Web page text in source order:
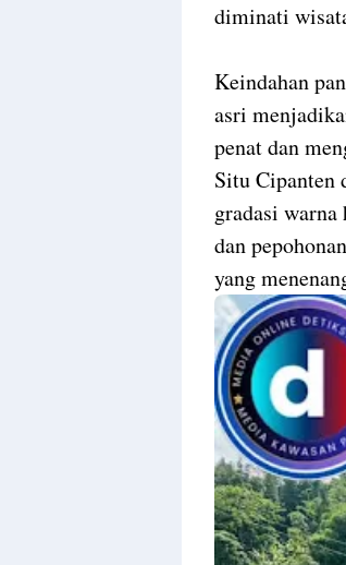
diminati
Keindahan
asri
penat dan
Situ Cipanten
gradasi
dan
yang